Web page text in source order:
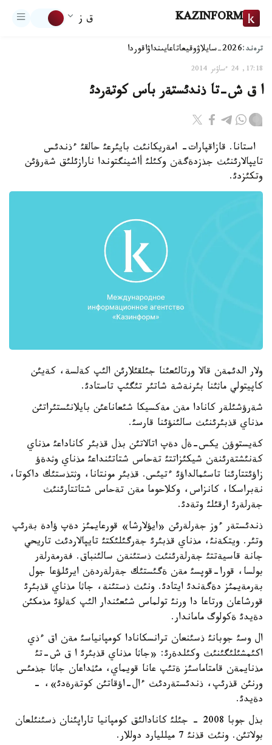
KAZINFORM ق ز
ترەند:2026-سايلاۋ وقيعاتاعايىنداۋاقوردا
17:18, 24 ءساۋىر 2014
ا ق ش-تا ذندئستةر باس كوتةردئ
استانا. قازاقپارات- امةريكانئث بايئرعئ حالقئ ءذندئس
تايپالارئنئث جذزدةگةن وكئلئ أاشينگتوندا نارازئلئق شةرؤئن
وتكئزدئ.
ولار الدئمةن قالا ورتالئعئنا جئلقئلارئن الئپ كةلسة، كةيئن
كاپيتولي ماثئنا بئرنةشة شاتئر تئگئپ تاستادئ.
شةرؤشئلةر كانادا مةن مةكسيكا شئعاناعئن بايلانئستئراتئن
مذناي قذبئرئنئث سالئنؤئنا قارسئ.
كةيستوؤن يكس-ةل دةپ اتالاتئن بذل قذبئر كاناداعئ مذناي
كةنئشتةرئنةن شيكئزاتتئ تةحاس شتاتئنداعئ مذناي وثدةؤ
زاؤئتتارئنا تاسئمالداؤئ ءتيئس. قذبئر مونتانا، وثتذستئك داكوتا،
نةبراسكا، كانزاس، وكلاحوما مةن تةحاس شتاتتارئنئث
جةرلةرئ ارقئلئ وتةدئ.
ذندئستةر ءوز جةرلةرئن «ايؤلارشا» قورعايمئز دةپ ؤادة بةرئپ
وتئر. ويتكةنئ، مذناي قذبئرئ جةرگئلئكتئ تايپالاردئث تاريحي
جانة قاسيةتتئ جةرلةرئنئث ذستئنةن سالئنباق. فةرمةرلةر
بولسا، قورا-قوپسئ مةن ةگئستئك جةرلةردةن ايرئلؤعا جول
بةرمةيمئز دةگةندئ ايتادئ. ونئث ذستئنة، جاثا مذناي قذبئرئ
قورشاعان ورتاعا دا ورنئ تولماس شئعئندار الئپ كةلؤئ مذمكئن
دةيدئ ةكولوگ ماماندار.
ال وسئ جوبانئ ذسئنعان ترانسكانادا كومپانياسئ مةن اق ءذي
اكئمشئلئگئنئث وكئلدةرئ: «جاثا مذناي قذبئرئ ا ق ش-تئ
مذنايمةن قامتاماسئز ةتئپ عانا قويماي، مئثداعان جاثا جذمئس
ورنئن قذرئپ، ذندئستةردئث ءال-اؤقاتئن كوتةرةدئ»، -
دةيدئ.
بذل جوبا 2008 - جئلئ كانادالئق كومپانيا تاراپئنان ذسئنئلعان
بولاتئن. ونئث قذنئ 7 ميلليارد دوللار.